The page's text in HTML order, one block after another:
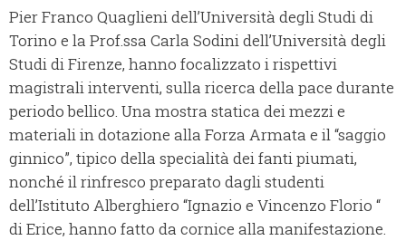
Pier Franco Quaglieni dell’Università degli Studi di
Torino e la Prof.ssa Carla Sodini dell’Università degli
Studi di Firenze, hanno focalizzato i rispettivi
magistrali interventi, sulla ricerca della pace durante
periodo bellico. Una mostra statica dei mezzi e
materiali in dotazione alla Forza Armata e il “saggio
ginnico”, tipico della specialità dei fanti piumati,
nonché il rinfresco preparato dagli studenti
dell’Istituto Alberghiero “Ignazio e Vincenzo Florio “
di Erice, hanno fatto da cornice alla manifestazione.